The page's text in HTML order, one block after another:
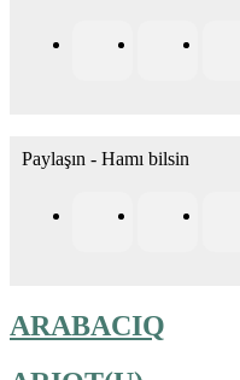
Paylaşın - Hamı bilsin
ARABACIQ